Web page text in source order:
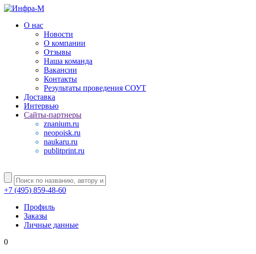
О нас
Новости
О компании
Отзывы
Наша команда
Вакансии
Контакты
Результаты проведения СОУТ
Доставка
Интервью
Сайты-партнеры
znanium.ru
neopoisk.ru
naukaru.ru
publitprint.ru
+7 (495) 859-48-60
Профиль
Заказы
Личные данные
0